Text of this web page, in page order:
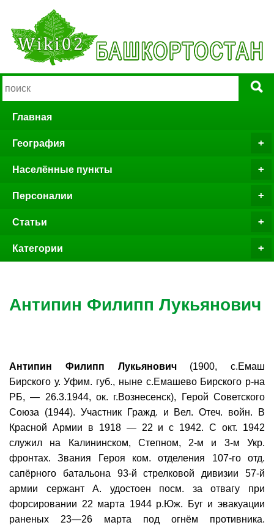
Главная
География
Населённые пункты
Персоналии
Статьи
Категории
Антипин Филипп Лукьянович
Антипин Филипп Лукьянович(1900, с.Емаш
Бирского у. Уфим. губ., ныне с.Емашево Бирского р-на
РБ, — 26.3.1944, ок. г.Вознесенск), Герой Советского
Союза (1944). Участник Гражд. и Вел. Отеч. войн. В
Красной Армии в 1918 — 22 и с 1942. С окт. 1942
служил на Калининском, Степном, 2-м и 3-м Укр.
фронтах. Звания Героя ком. отделения 107-го отд.
сапёрного батальона 93-й стрелковой дивизии 57-й
армии сержант А. удостоен посм. за отвагу при
форсировании 22 марта 1944 р.Юж. Буг и эвакуации
раненых 23—26 марта под огнём противника.